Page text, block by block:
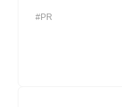
#PR